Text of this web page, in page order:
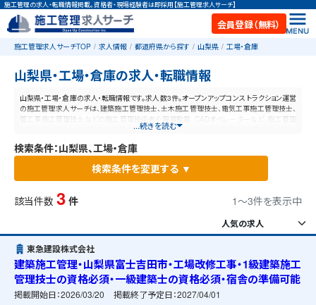
施工管理の求人・転職情報掲載。資格者・現場経験者は即採用【施工管理求人サーチ】
会員登録（無料）
施工管理求人サーチTOP 求人情報 都道府県から探す 山梨県 工場・倉庫
山梨県・工場・倉庫の求人・転職情報
山梨県・工場・倉庫の求人・転職情報です。求人数3件。オープンアップコンストラクション運営
の施工管理求人サーチは、建築施工管理技士、土木施工管理技士、電気工事施工管理技士、
管工事施工管理技士などの施工管理技術者や現場監督、CADオペレーターなど、施工管理
と建設業に特化した業界最大規模の求人ポータルサイトです。【毎日更新】業界最高水準の
...続きを読む
検索条件：山梨県、工場・倉庫
検索条件を変更する ▼
該当件数 3 件 1〜3件を表示中
東急建設株式会社
建築施工管理・山梨県富士吉田市・工場改修工事・1級建築施工
管理技士の資格必須・一級建築士の資格必須・宿舎の準備可能
掲載開始日：2026/03/20 掲載終了予定日：2027/04/01